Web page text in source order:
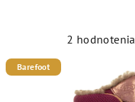
Priemerné
5,0
2 hodnotenia
Barefoot